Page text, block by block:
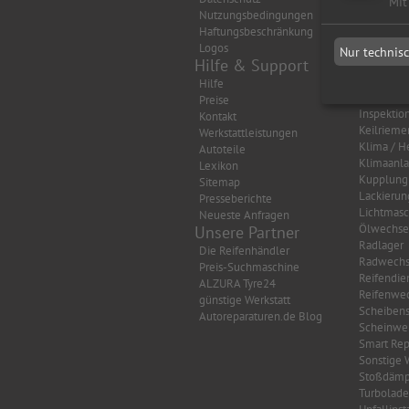
Nutzungsbedingungen
Haftungsbeschränkung
Logos
Hilfe & Support
Hilfe
Preise
Kontakt
Werkstattleistungen
Autoteile
Lexikon
Sitemap
Presseberichte
Neueste Anfragen
Unsere Partner
Die Reifenhändler
Preis-Suchmaschine
ALZURA Tyre24
günstige Werkstatt
Autoreparaturen.de Blog
Bremsen
Getriebe
Inspektion
Klima /
Kupplung
Radlager
Smart
Sonstige
Nur